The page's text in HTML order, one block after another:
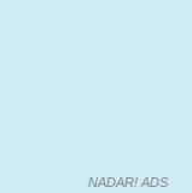
NADAR! ADS